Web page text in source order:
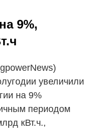
9%,
увеличили
на 9%
периодом
кВт.ч.,